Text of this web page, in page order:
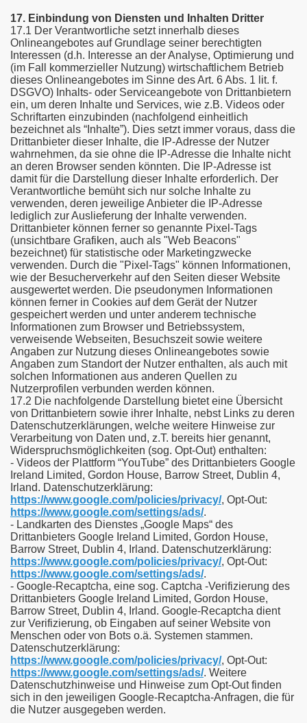
17. Einbindung von Diensten und Inhalten Dritter
17.1 Der Verantwortliche setzt innerhalb dieses
Onlineangebotes auf Grundlage seiner berechtigten
Interessen (d.h. Interesse an der Analyse, Optimierung und
(im Fall kommerzieller Nutzung) wirtschaftlichem Betrieb
dieses Onlineangebotes im Sinne des Art. 6 Abs. 1 lit. f.
DSGVO) Inhalts- oder Serviceangebote von Drittanbietern
ein, um deren Inhalte und Services, wie z.B. Videos oder
Schriftarten einzubinden (nachfolgend einheitlich
bezeichnet als “Inhalte”). Dies setzt immer voraus, dass die
Drittanbieter dieser Inhalte, die IP-Adresse der Nutzer
wahrnehmen, da sie ohne die IP-Adresse die Inhalte nicht
an deren Browser senden könnten. Die IP-Adresse ist
damit für die Darstellung dieser Inhalte erforderlich. Der
Verantwortliche bemüht sich nur solche Inhalte zu
verwenden, deren jeweilige Anbieter die IP-Adresse
lediglich zur Auslieferung der Inhalte verwenden.
Drittanbieter können ferner so genannte Pixel-Tags
(unsichtbare Grafiken, auch als "Web Beacons"
bezeichnet) für statistische oder Marketingzwecke
verwenden. Durch die "Pixel-Tags" können Informationen,
wie der Besucherverkehr auf den Seiten dieser Website
ausgewertet werden. Die pseudonymen Informationen
können ferner in Cookies auf dem Gerät der Nutzer
gespeichert werden und unter anderem technische
Informationen zum Browser und Betriebssystem,
verweisende Webseiten, Besuchszeit sowie weitere
Angaben zur Nutzung dieses Onlineangebotes sowie
Angaben zum Standort der Nutzer enthalten, als auch mit
solchen Informationen aus anderen Quellen zu
Nutzerprofilen verbunden werden können.
17.2 Die nachfolgende Darstellung bietet eine Übersicht
von Drittanbietern sowie ihrer Inhalte, nebst Links zu deren
Datenschutzerklärungen, welche weitere Hinweise zur
Verarbeitung von Daten und, z.T. bereits hier genannt,
Widerspruchsmöglichkeiten (sog. Opt-Out) enthalten:
- Videos der Plattform “YouTube” des Drittanbieters Google
Ireland Limited, Gordon House, Barrow Street, Dublin 4,
Irland. Datenschutzerklärung:
https://www.google.com/policies/privacy/, Opt-Out:
https://www.google.com/settings/ads/.
- Landkarten des Dienstes „Google Maps“ des
Drittanbieters Google Ireland Limited, Gordon House,
Barrow Street, Dublin 4, Irland. Datenschutzerklärung:
https://www.google.com/policies/privacy/, Opt-Out:
https://www.google.com/settings/ads/.
- Google-Recaptcha, eine sog. Captcha -Verifizierung des
Drittanbieters Google Ireland Limited, Gordon House,
Barrow Street, Dublin 4, Irland. Google-Recaptcha dient
zur Verifizierung, ob Eingaben auf seiner Website von
Menschen oder von Bots o.ä. Systemen stammen.
Datenschutzerklärung:
https://www.google.com/policies/privacy/, Opt-Out:
https://www.google.com/settings/ads/. Weitere
Datenschutzhinweise und Hinweise zum Opt-Out finden
sich in den jeweiligen Google-Recaptcha-Anfragen, die für
die Nutzer ausgegeben werden.